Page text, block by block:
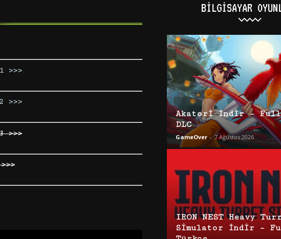
>>>
>>>
>>>
BILGISAYAR
Akatori İndir – Full
DLC
GameOver - 7 Ağustos 2026
IRON NEST Heavy
Simulator İndir –